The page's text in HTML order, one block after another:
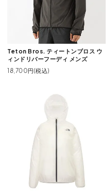
Teton Bros. ティートンブロス ウ
ィンドリバーフーディ メンズ
18,700円(税込)